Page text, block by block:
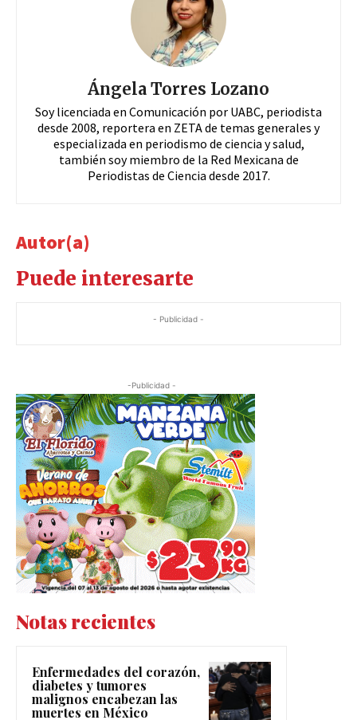
Ángela Torres Lozano
Soy licenciada en Comunicación por UABC, periodista
desde 2008, reportera en ZETA de temas generales y
especializada en periodismo de ciencia y salud,
también soy miembro de la Red Mexicana de
Periodistas de Ciencia desde 2017.
Autor(a)
Puede interesarte
- Publicidad -
-Publicidad -
Notas recientes
Enfermedades del corazón,
diabetes y tumores
malignos encabezan las
muertes en México